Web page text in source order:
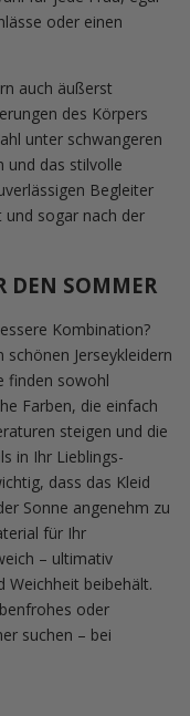
oder einen
auch äußerst
des Körpers
unter schwangeren
und das stilvolle
Begleiter
sogar nach der
DEN SOMMER
Kombination?
Jerseykleidern
finden sowohl
Farben, die einfach
steigen und die
in Ihr Lieblings-
dass das Kleid
Sonne angenehm zu
für Ihr
– ultimativ
Weichheit beibehält.
oder
suchen – bei